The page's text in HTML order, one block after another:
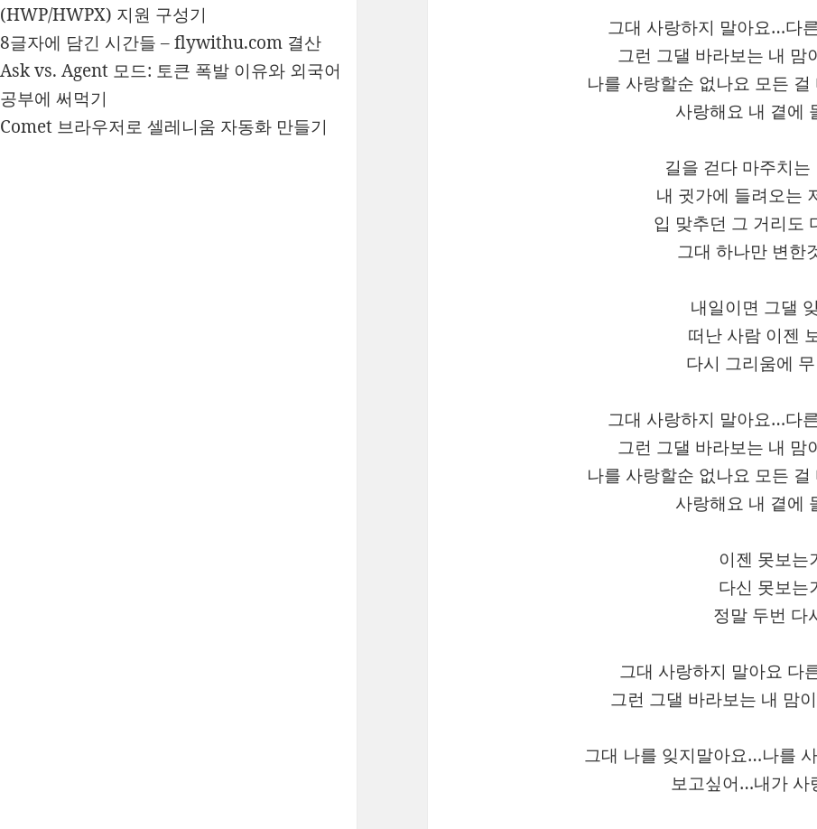
(HWP/HWPX) 지원 구성기
8글자에 담긴 시간들 – flywithu.com 결산
Ask vs. Agent 모드: 토큰 폭발 이유와 외국어
공부에 써먹기
Comet 브라우저로 셀레니움 자동화 만들기
그대 사랑하지 말아요…다
그런 그댈 바라보는 내 맘
나를 사랑할순 없나요 모든
사랑해요 내 곁에
길을 걷다 마주치는
내 귓가에 들려오는
입 맞추던 그 거리도
그대 하나만 변한
내일이면 그댈
떠난 사람 이젠
다시 그리움에
그대 사랑하지 말아요…다
그런 그댈 바라보는 내 맘
나를 사랑할순 없나요 모든
사랑해요 내 곁에
이젠 못보는
다신 못보는
정말 두번 다
그대 사랑하지 말아요 다
그런 그댈 바라보는 내 맘
그대 나를 잊지말아요…나를
보고싶어…내가 사